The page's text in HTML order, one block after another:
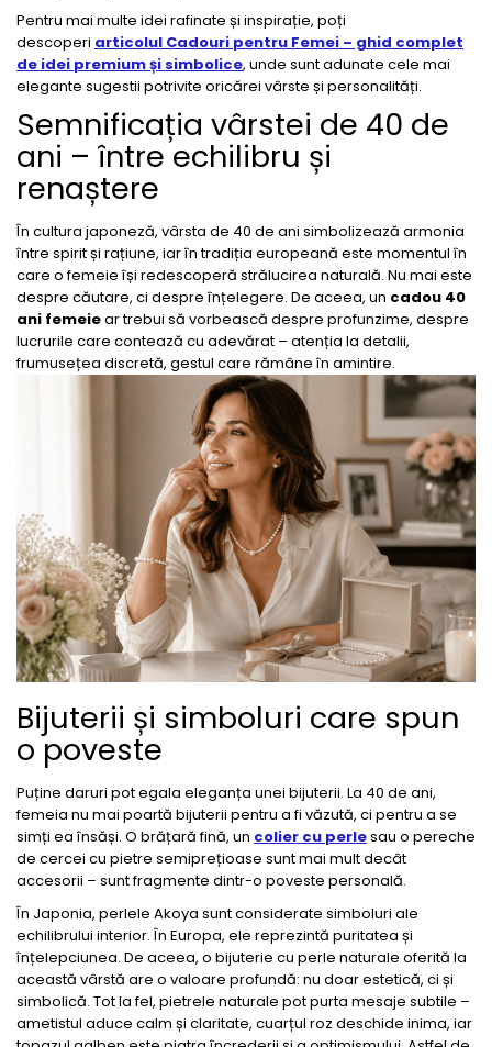
Pentru mai multe idei rafinate și inspirație, poți
descoperi articolul Cadouri pentru Femei – ghid complet
de idei premium și simbolice, unde sunt adunate cele mai
elegante sugestii potrivite oricărei vârste și personalități.
Semnificația vârstei de 40 de
ani – între echilibru și
renaștere
În cultura japoneză, vârsta de 40 de ani simbolizează armonia
între spirit și rațiune, iar în tradiția europeană este momentul în
care o femeie își redescoperă strălucirea naturală. Nu mai este
despre căutare, ci despre înțelegere. De aceea, un cadou 40
ani femeiear trebui să vorbească despre profunzime, despre
lucrurile care contează cu adevărat – atenția la detalii,
frumusețea discretă, gestul care rămâne în amintire.
Bijuterii și simboluri care spun
o poveste
Puține daruri pot egala eleganța unei bijuterii. La 40 de ani,
femeia nu mai poartă bijuterii pentru a fi văzută, ci pentru a se
simți ea însăși. O brățară fină, un colier cu perlesau o pereche
de cercei cu pietre semiprețioase sunt mai mult decât
accesorii – sunt fragmente dintr-o poveste personală.
În Japonia, perlele Akoya sunt considerate simboluri ale
echilibrului interior. În Europa, ele reprezintă puritatea și
înțelepciunea. De aceea, o bijuterie cu perle naturale oferită la
această vârstă are o valoare profundă: nu doar estetică, ci și
simbolică. Tot la fel, pietrele naturale pot purta mesaje subtile –
ametistul aduce calm și claritate, cuarțul roz deschide inima, iar